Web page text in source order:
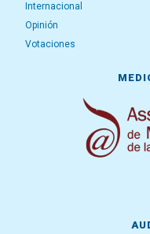
Internacional
Opinión
Votaciones